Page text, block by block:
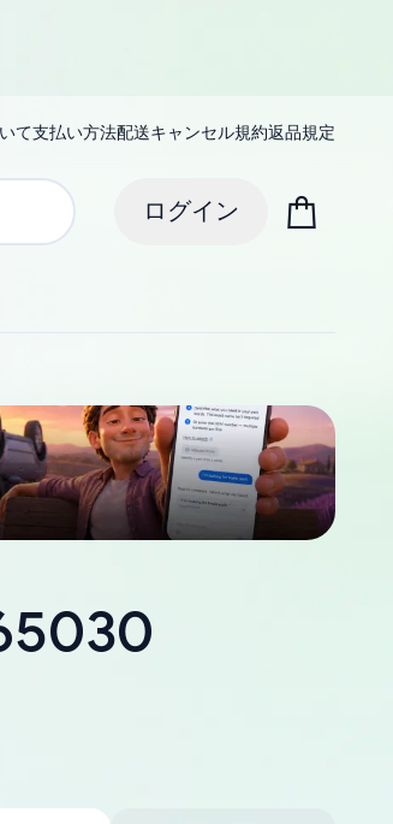
て支払い方法配送キャンセル規約返品規定
ログイン